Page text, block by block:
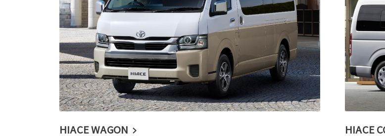
HIACE WAGON HIACE